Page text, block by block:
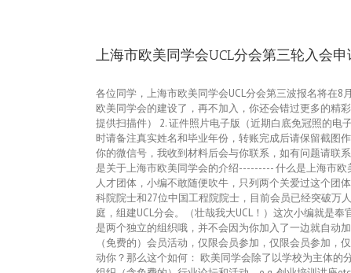
上海市欧美同学会UCL分会第三轮入会
各位同学，上海市欧美同学会UCL分会第三波报名将在
欧美同学会的建设了，再不加入，你还会错过更多的精
提供扫描件） 2. 证件照片电子版（近期白底免冠照的电
时请备注真实姓名和毕业年份，转账完成后请保留截图
你的微信号，我收到材料后会与你联系，如有问题请
是关于上海市欧美同学会的介绍--------- 什么是上海市
人才团体，小编不敢随便吹牛，只列两个关爱过这个团
科院院士和27位中国工程院院士，目前会员已经突破万
庭，组建UCL分会。（壮哉我大UCL！）这次小编就是
是两个独立的组织哦，并不会因为你加入了一边就自动
（免费的）会员活动，仅限会员参加，仅限会员参加
动你？那么这个如何： 欧美同学会除了以学校为主体